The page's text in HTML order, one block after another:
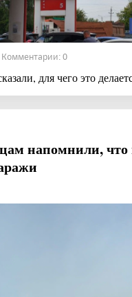
0
для чего это
напомнили,